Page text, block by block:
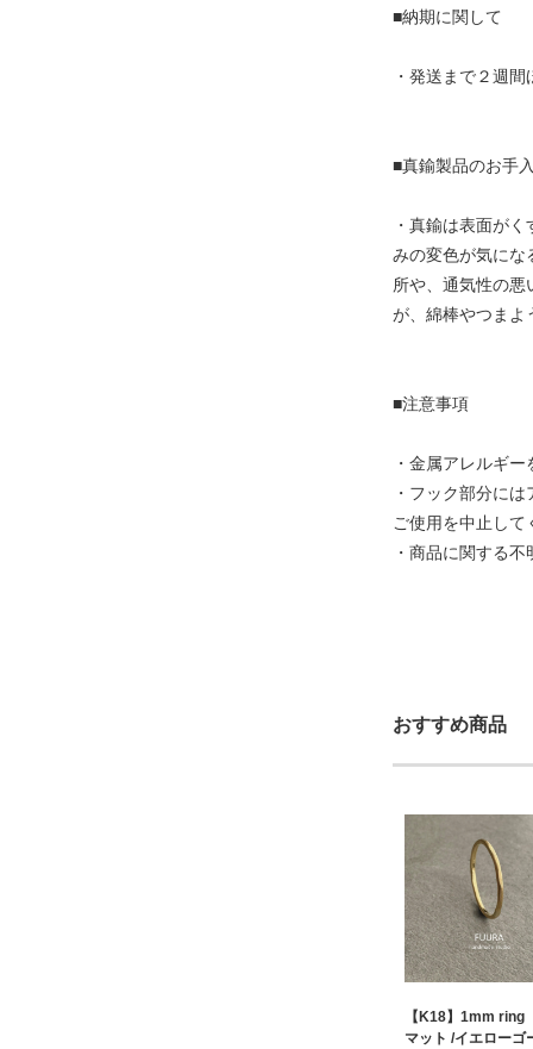
■納期に関して
・発送まで２週
■真鍮製品のお手
・真鍮は表面が
みの変色が気にな
所や、通気性の悪
が、綿棒やつまよ
■注意事項
・金属アレルギ
・フック部分に
ご使用を中止して
・商品に関する
おすすめ商品
【K18】1mm
マット /イエローゴ